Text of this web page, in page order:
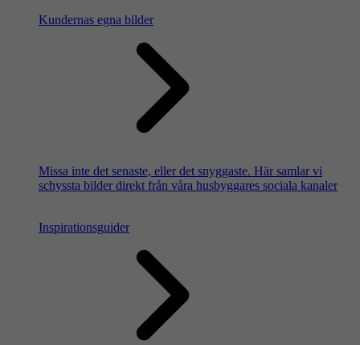
Kundernas egna bilder
Missa inte det senaste, eller det snyggaste. Här samlar vi
schyssta bilder direkt från våra husbyggares sociala kanaler
Inspirationsguider